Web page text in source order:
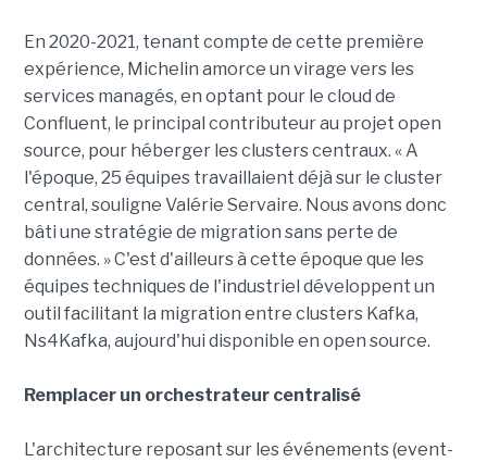
En 2020-2021, tenant compte de cette première
expérience, Michelin amorce un virage vers les
services managés, en optant pour le cloud de
Confluent, le principal contributeur au projet open
source, pour héberger les clusters centraux. « A
l'époque, 25 équipes travaillaient déjà sur le cluster
central, souligne Valérie Servaire. Nous avons donc
bâti une stratégie de migration sans perte de
données. » C'est d'ailleurs à cette époque que les
équipes techniques de l'industriel développent un
outil facilitant la migration entre clusters Kafka,
Ns4Kafka, aujourd'hui disponible en open source.
Remplacer un orchestrateur centralisé
L'architecture reposant sur les événements (event-